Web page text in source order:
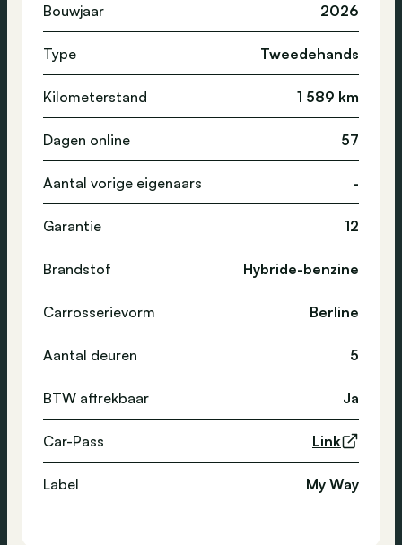
Bouwjaar 2026
Type Tweedehands
Kilometerstand 1 589 km
Dagen online 57
Aantal vorige eigenaars -
Garantie 12
Brandstof Hybride-benzine
Carrosserievorm Berline
Aantal deuren 5
BTW aftrekbaar Ja
Car-Pass Link
Label My Way